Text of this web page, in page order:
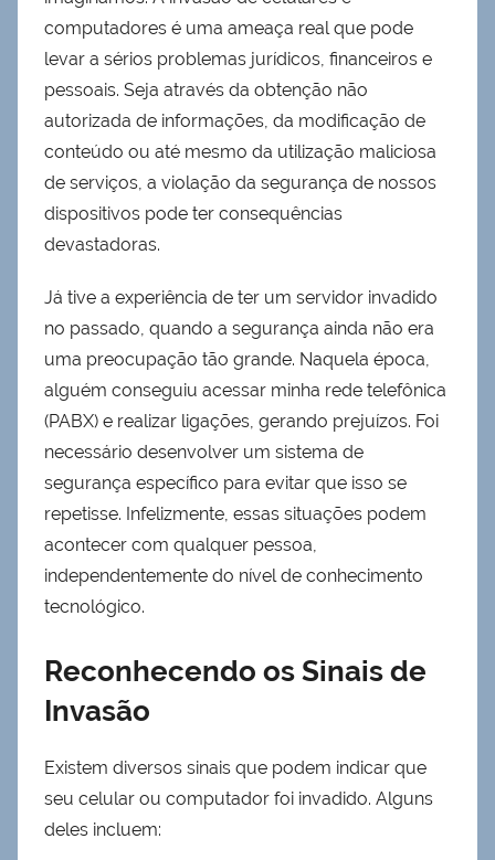
computadores é uma ameaça real que pode
levar a sérios problemas jurídicos, financeiros e
pessoais. Seja através da obtenção não
autorizada de informações, da modificação de
conteúdo ou até mesmo da utilização maliciosa
de serviços, a violação da segurança de nossos
dispositivos pode ter consequências
devastadoras.
Já tive a experiência de ter um servidor invadido
no passado, quando a segurança ainda não era
uma preocupação tão grande. Naquela época,
alguém conseguiu acessar minha rede telefônica
(PABX) e realizar ligações, gerando prejuízos. Foi
necessário desenvolver um sistema de
segurança específico para evitar que isso se
repetisse. Infelizmente, essas situações podem
acontecer com qualquer pessoa,
independentemente do nível de conhecimento
tecnológico.
Reconhecendo os Sinais de
Invasão
Existem diversos sinais que podem indicar que
seu celular ou computador foi invadido. Alguns
deles incluem: